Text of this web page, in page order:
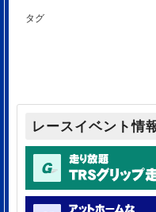
タグ
レースイベント情